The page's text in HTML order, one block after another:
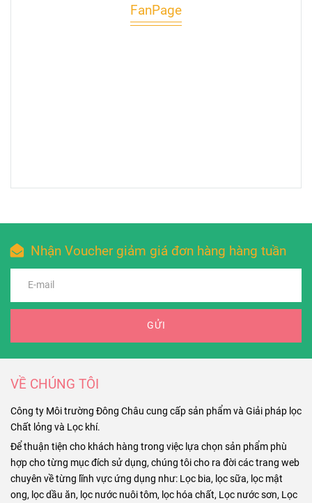
FanPage
Nhận Voucher giảm giá đơn hàng hàng tuần
GỬI
VỀ CHÚNG TÔI
Công ty Môi trường Đông Châu cung cấp sản phẩm và Giải pháp lọc
Chất lỏng và Lọc khí.
Để thuận tiện cho khách hàng trong việc lựa chọn sản phẩm phù
hợp cho từng mục đích sử dụng, chúng tôi cho ra đời các trang web
chuyên về từng lĩnh vực ứng dụng như: Lọc bia, lọc sữa, lọc mật
ong, lọc dầu ăn, lọc nước nuôi tôm, lọc hóa chất, Lọc nước sơn, Lọc